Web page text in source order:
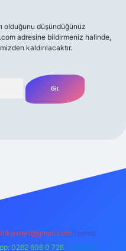
olduğunu düşündüğünüz
adresine bildirmeniz halinde,
kaldırılacaktır.
Teams:
0262 606 0 726 Telegram: